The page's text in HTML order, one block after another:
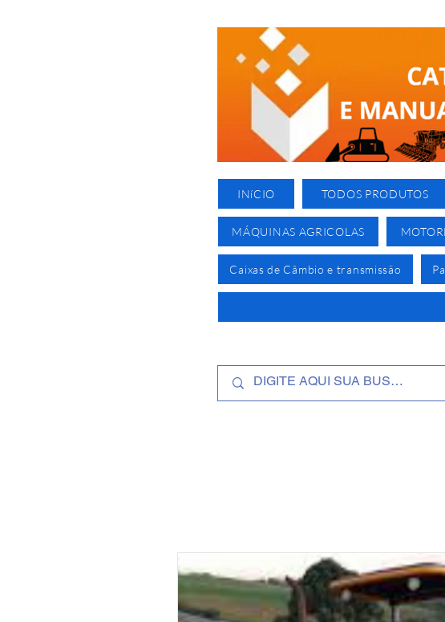
INíCIO TODOS PRODUTOS
MÁQUINAS AGRICOLAS
Caixas de Câmbio e transmissão